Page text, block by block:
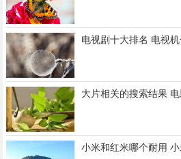
电视剧十大排名 电视
大片相关的搜索结果
小米和红米哪个耐用